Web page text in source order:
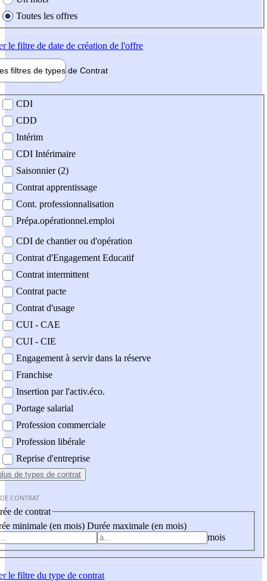
Toutes les offres
le filtre de date de création de l'offre
filtres de types de Contrat
contrat
CDI
CDD
Intérim
CDI Intérimaire
Saisonnier (2)
Contrat apprentissage
Cont. professionnalisation
Prépa.opérationnel.emploi
CDI de chantier ou d'opération
Contrat d'Engagement Educatif
Contrat intermittent
Contrat pacte
Contrat d'usage
CUI - CAE
CUI - CIE
Engagement à servir dans la réserve
Franchise
Insertion par l'activ.éco.
Portage salarial
Profession commerciale
Profession libérale
Reprise d'entreprise
de types de contrat
CONTRAT
de contrat
minimale (en mois) Durée maximale (en mois)
mois
le filtre du type de contrat